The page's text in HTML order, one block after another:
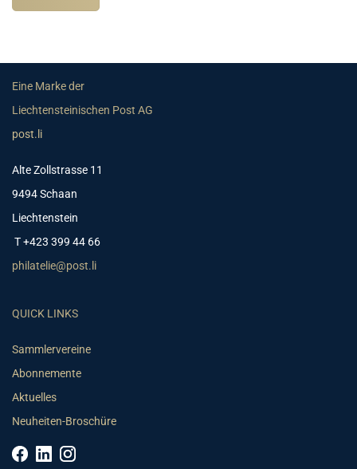
Eine Marke der
Liechtensteinischen Post AG
post.li
Alte Zollstrasse 11
9494 Schaan
Liechtenstein
T +423 399 44 66
philatelie@post.li
QUICK LINKS
Sammlervereine
Abonnemente
Aktuelles
Neuheiten-Broschüre